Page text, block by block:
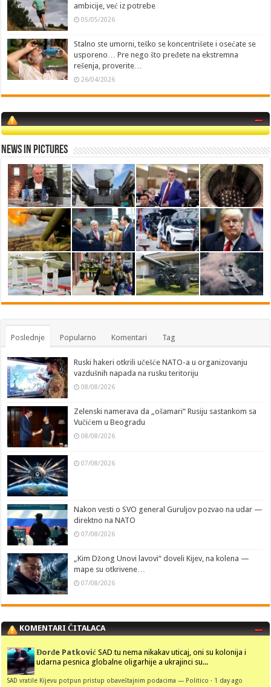
ambicije, već iz potrebe
05/05/2026
Stalno ste umorni, teško se koncentrišete i osećate se
usporeno… Pre nego što pređete na ekstremna
rešenja, proverite…
26/04/2026
News in Pictures
Poslednje Popularno Komentari Tag
Ruski hakeri otkrili učešće NATO-a u organizovanju
vazdušnih napada na rusku teritoriju
08/08/2026
Zelenski namerava da „ošamari“ Rusiju sastankom sa
Vučićem u Beogradu
08/08/2026
07/08/2026
Nakon vesti o SVO general Guruljov pozvao na udar —
direktno na NATO
07/08/2026
„Kim Džong Unovi lavovi“ doveli Kijev, na kolena —
mape su otkrivene…
07/08/2026
KOMENTARI ČITALACA
Đorđe Patković SAD tu nema nikakav uticaj, oni su kolonija i
udarna pesnica globalne oligarhije a ukrajinci su...
SAD vratile Kijevu potpun pristup obaveštajnim podacima — Politico · 1 day ago